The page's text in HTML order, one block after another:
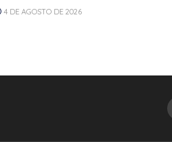
4 DE AGOSTO DE 2026